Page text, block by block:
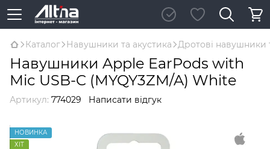
Каталог Навушники та акустика Дротові навушники
Навушники Apple EarPods with
Mic USB-C (MYQY3ZM/A) White
Артикул: 774029 Написати відгук
НОВИНКА
ХІТ